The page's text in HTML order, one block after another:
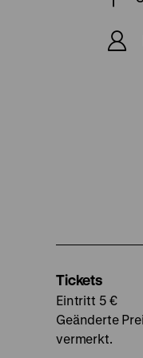
Tickets
Eintritt 5 €
Geänderte
vermerkt.